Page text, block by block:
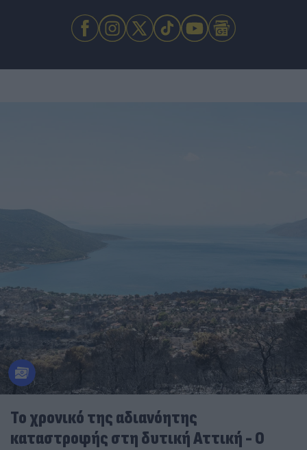
Το χρονικό της αδιανόητης
καταστροφής στη δυτική Αττική - Ο